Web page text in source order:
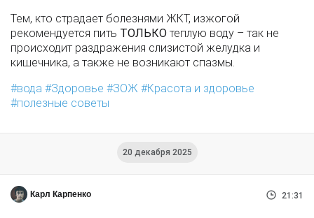
Тем, кто страдает болезнями ЖКТ, изжогой
рекомендуется пить ТОЛЬКО теплую воду – так не
происходит раздражения слизистой желудка и
кишечника, а также не возникают спазмы.
вода
Здоровье ЗОЖ
Красота и здоровье
полезные советы
20 декабря 2025
Карл Карпенко 21:31